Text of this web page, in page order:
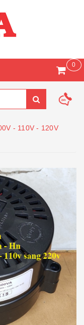
0
- 110V - 120V